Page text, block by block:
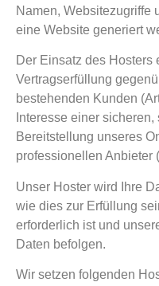
Namen, Websitezugriffe
eine Website generiert
Der Einsatz des Hosters
Vertragserfüllung
bestehenden Kunden
Interesse einer
Bereitstellung unseres
professionellen Anbieter
Unser Hoster wird Ihre
wie dies zur Erfüllung
erforderlich ist und
Daten befolgen.
Wir setzen folgenden